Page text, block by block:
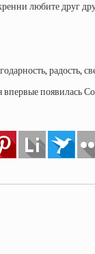
любите друг
радость,
появилась